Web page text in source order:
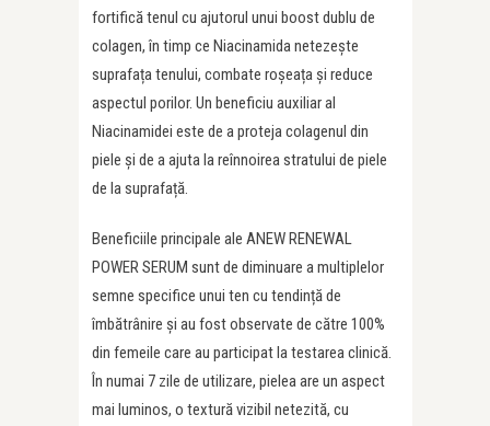
fortifică tenul cu ajutorul unui boost dublu de
colagen, în timp ce Niacinamida netezește
suprafața tenului, combate roșeața și reduce
aspectul porilor. Un beneficiu auxiliar al
Niacinamidei este de a proteja colagenul din
piele și de a ajuta la reînnoirea stratului de piele
de la suprafață.
Beneficiile principale ale ANEW RENEWAL
POWER SERUM sunt de diminuare a multiplelor
semne specifice unui ten cu tendință de
îmbătrânire și au fost observate de către 100%
din femeile care au participat la testarea clinică.
În numai 7 zile de utilizare, pielea are un aspect
mai luminos, o textură vizibil netezită, cu